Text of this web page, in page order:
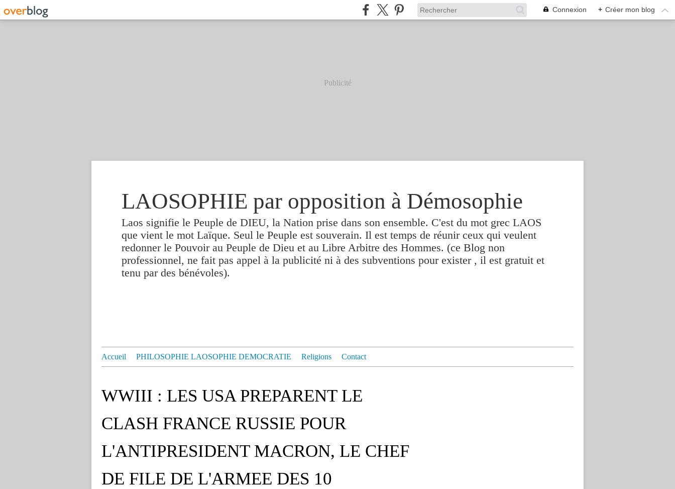
Connexion + Créer mon blog
Publicité
LAOSOPHIE par opposition à Démosophie
Laos signifie le Peuple de DIEU, la Nation prise dans son ensemble. C'est du mot grec LAOS
que vient le mot Laïque. Seul le Peuple est souverain. Il est temps de réunir ceux qui veulent
redonner le Pouvoir au Peuple de Dieu et au Libre Arbitre des Hommes. (ce Blog non
professionnel, ne fait pas appel à la publicité ni à des subventions pour exister , il est gratuit et
tenu par des bénévoles).
Accueil PHILOSOPHIE LAOSOPHIE DEMOCRATIE Religions Contact
WWIII : LES USA PREPARENT LE
CLASH FRANCE RUSSIE POUR
L'ANTIPRESIDENT MACRON, LE CHEF
DE FILE DE L'ARMEE DES 10